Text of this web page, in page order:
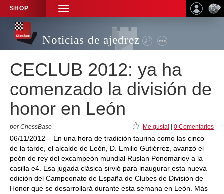
SHOP
TOGGLE
NAVIGATION
Noticias de ajedrez
CECLUB 2012: ya ha
comenzado la división de
honor en León
por ChessBase Me gusta! 0 Comentarios
06/11/2012 – En una hora de tradición taurina como las cinco
de la tarde, el alcalde de León, D. Emilio Gutiérrez, avanzó el
peón de rey del excampeón mundial Ruslan Ponomariov a la
casilla e4. Esa jugada clásica sirvió para inaugurar esta nueva
edición del Campeonato de España de Clubes de División de
Honor que se desarrollará durante esta semana en León. Más